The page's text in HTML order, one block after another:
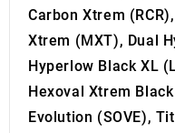
Carbon Xtrem
Xtrem (MXT), Dual
Hyperlow Black XL
Hexoval Xtrem
Evolution (SOVE),